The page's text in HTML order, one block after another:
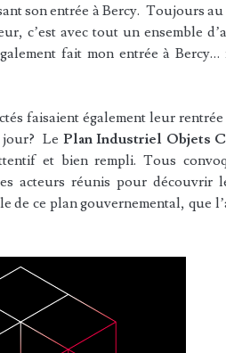
son entrée à Bercy. Toujours au
c’est avec tout un ensemble
fait mon entrée à Bercy…
faisaient également leur
jour? Le Plan Industriel Objets
et bien rempli. Tous
acteurs réunis pour découvrir
de ce plan gouvernemental, que